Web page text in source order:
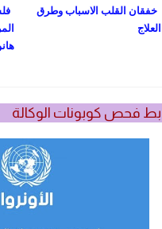
خفقان القلب الاسباب وطرق
العلاج
فحص كوبونات الوكالة